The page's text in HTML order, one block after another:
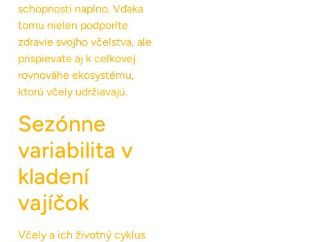
schopnosti naplno. Vďaka
tomu nielen podporíte
zdravie svojho včelstva, ale
prispievate aj k celkovej
rovnováhe ekosystému,
ktorú včely udržiavajú.
Sezónne
variabilita v
kladení
vajíčok
Včely a ich životný cyklus